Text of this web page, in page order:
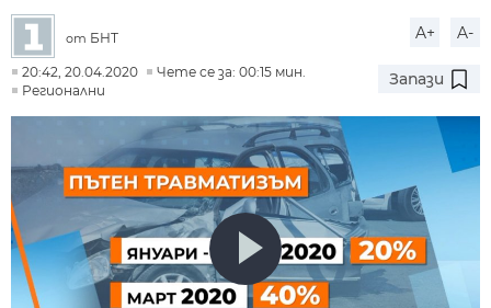
от БНТ A+ A-
20:42, 20.04.2020
Чете се за: 00:15 мин.
Регионални
Запази